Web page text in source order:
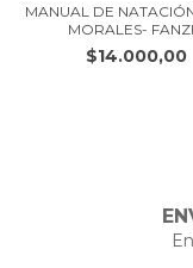
MANUAL DE
MORALES-
$14.000,00